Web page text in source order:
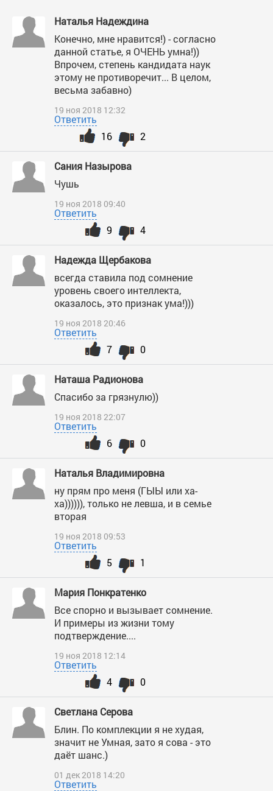
Наталья Надеждина
Конечно, мне нравится!) - согласно
данной статье, я ОЧЕНЬ умна!))
Впрочем, степень кандидата наук
этому не противоречит... В целом,
весьма забавно)
19 ноя 2018 12:32
Ответить
2
16
Сания Назырова
Чушь
19 ноя 2018 09:40
Ответить
4
9
Надежда Щербакова
всегда ставила под сомнение
уровень своего интеллекта,
оказалось, это признак ума!)))
19 ноя 2018 20:46
Ответить
0
7
Наташа Радионова
Спасибо за грязнулю))
19 ноя 2018 22:07
Ответить
0
6
Наталья Владимировна
ну прям про меня (ГЫЫ или ха-
ха)))))), только не левша, и в семье
вторая
19 ноя 2018 09:53
Ответить
1
5
Мария Понкратенко
Все спорно и вызывает сомнение.
И примеры из жизни тому
подтверждение....
19 ноя 2018 12:14
Ответить
0
4
Светлана Серова
Блин. По комплекции я не худая,
значит не Умная, зато я сова - это
даёт шанс.)
01 дек 2018 14:20
Ответить